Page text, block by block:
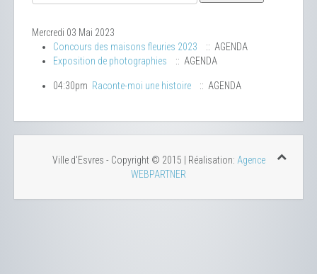
Mercredi 03 Mai 2023
Concours des maisons fleuries 2023
:: AGENDA
Exposition de photographies
:: AGENDA
04:30pm Raconte-moi une histoire :: AGENDA
Ville d'Esvres - Copyright © 2015 | Réalisation: Agence
WEBPARTNER